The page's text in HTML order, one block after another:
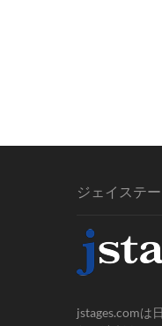
ジェイステ
jstages.comは